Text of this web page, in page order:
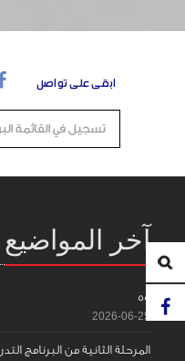
ابقى على تواصل
آخر المواضيع
55
2026-06-25
المرحلة الثانية من البرنامج